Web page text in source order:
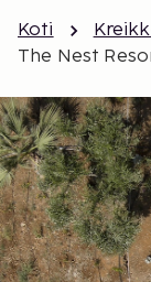
Koti
The Nest